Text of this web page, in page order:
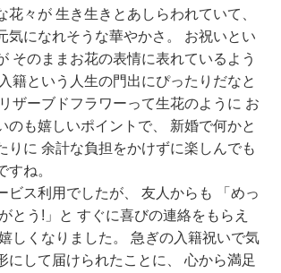
花々が 生き生きとあしらわれていて、
気になれそうな華やかさ。 お祝いとい
そのままお花の表情に表れているよう
籍という人生の門出にぴったりだなと
ザーブドフラワーって生花のように お
のも嬉しいポイントで、 新婚で何かと
りに 余計な負担をかけずに楽しんでも
すね。
ビス利用でしたが、 友人からも 「めっ
とう!」と すぐに喜びの連絡をもらえ
しくなりました。 急ぎの入籍祝いで気
にして届けられたことに、 心から満足